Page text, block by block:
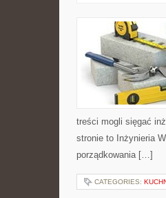
treści mogli sięgać
stronie to Inżynieria
porządkowania […]
CATEGORIES: